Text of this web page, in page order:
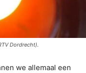
Dordrecht).
we allemaal een